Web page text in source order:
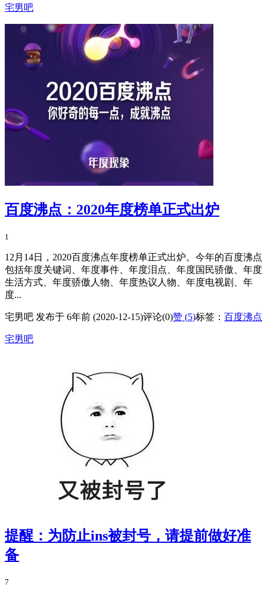
宅男吧
百度沸点：2020年度榜单正式出炉
1
12月14日，2020百度沸点年度榜单正式出炉。今年的百度沸点
包括年度关键词、年度事件、年度泪点、年度国民骄傲、年度
生活方式、年度骄傲人物、年度热议人物、年度电视剧、年
度...
宅男吧 发布于 6年前 (2020-12-15)评论(0)赞 (5)标签： 百度沸点
宅男吧
提醒：为防止ins被封号，请提前做好准
备
7